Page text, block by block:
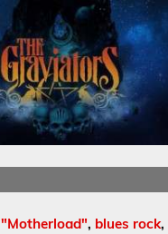
"Motherload", blues rock,